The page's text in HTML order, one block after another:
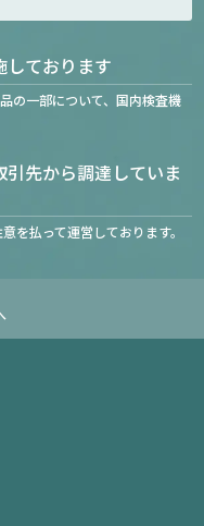
しております
の一部について、国内検査機
先から調達していま
を払って運営しております。